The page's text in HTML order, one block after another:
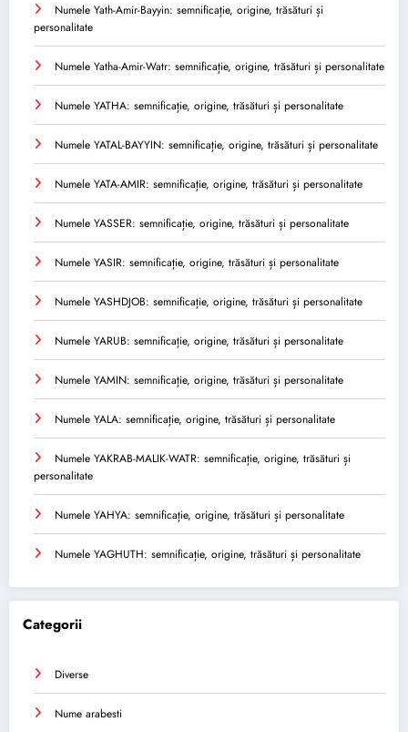
Numele Yath-Amir-Bayyin: semnificație, origine, trăsături și
personalitate
Numele Yatha-Amir-Watr: semnificație, origine, trăsături și personalitate
Numele YATHA: semnificație, origine, trăsături și personalitate
Numele YATAL-BAYYIN: semnificație, origine, trăsături și personalitate
Numele YATA-AMIR: semnificație, origine, trăsături și personalitate
Numele YASSER: semnificație, origine, trăsături și personalitate
Numele YASIR: semnificație, origine, trăsături și personalitate
Numele YASHDJOB: semnificație, origine, trăsături și personalitate
Numele YARUB: semnificație, origine, trăsături și personalitate
Numele YAMIN: semnificație, origine, trăsături și personalitate
Numele YALA: semnificație, origine, trăsături și personalitate
Numele YAKRAB-MALIK-WATR: semnificație, origine, trăsături și
personalitate
Numele YAHYA: semnificație, origine, trăsături și personalitate
Numele YAGHUTH: semnificație, origine, trăsături și personalitate
Categorii
Diverse
Nume arabesti